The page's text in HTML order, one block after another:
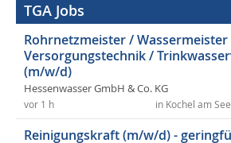
TGA Jobs
Rohrnetzmeister / Wassermeister
Versorgungstechnik /
(m/w/d)
Hessenwasser GmbH & Co. KG
in Kochel am
vor 1 h
Reinigungskraft (m/w/d) -